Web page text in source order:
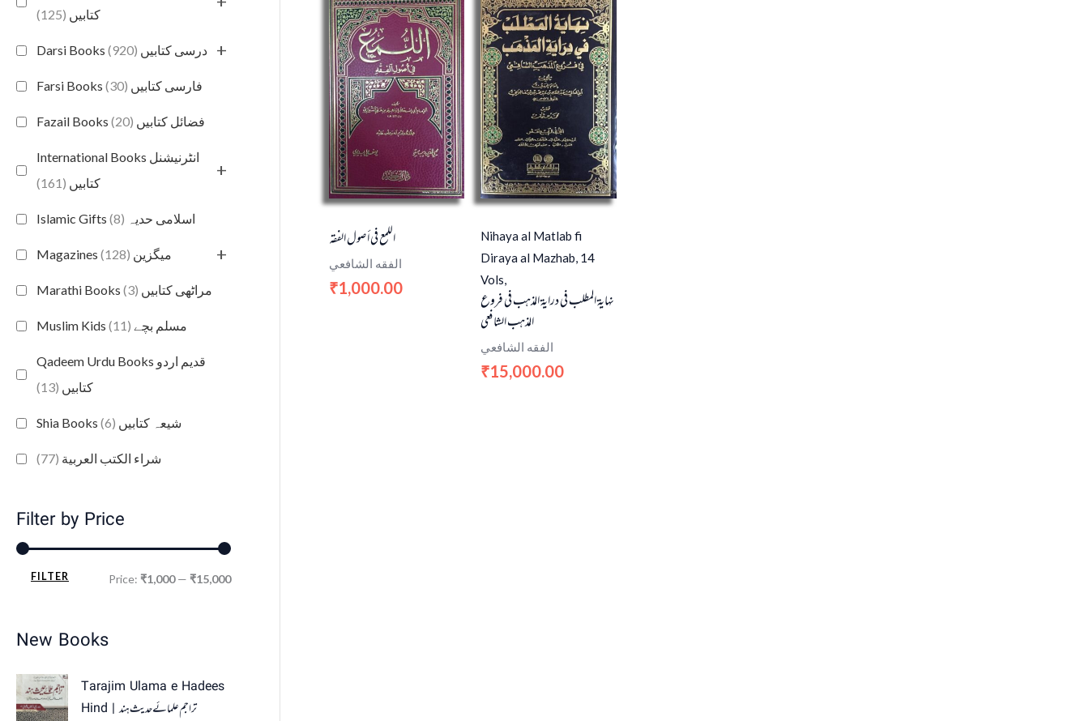
کتابیں (125)
Darsi Books درسی کتابیں (920) +
Farsi Books فارسی کتابیں (30)
Fazail Books فضائل کتابیں (20)
International Books انٹرنیشنل
کتابیں (161)
+
Islamic Gifts اسلامی حدیہ (8)
Magazines میگزین (128) +
Marathi Books مراٹھی کتابیں (3)
Muslim Kids مسلم بچے (11)
Qadeem Urdu Books قدیم اردو
کتابیں (13)
Shia Books شیعہ کتابیں (6)
شراء الكتب العربية (77)
Filter by Price
FILTER Price: ₹1,000— ₹15,000
New Books
Tarajim Ulama e Hadees
Hind | تراجم علمائے حديث ہند
اللمع في أصول الفقه
الفقه الشافعي
₹1,000.00
Nihaya al Matlab fi
Diraya al Mazhab, 14
Vols,
نهاية المطلب في دراية المذهب في فروع
المذهب الشافعي
الفقه الشافعي
₹15,000.00